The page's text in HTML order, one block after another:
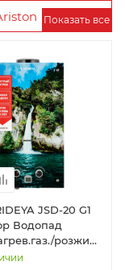
Показать все
JSD-20 G1
Водопад
розжиг
10л/мин /